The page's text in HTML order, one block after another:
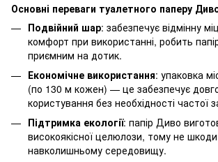
Основні переваги туалетного паперу
Подвійний шар: забезпечує відмінну
комфорт при використанні, робить
приємним на дотик.
Економічне використання: упаковка
(по 130 м кожен) — це забезпечує
користування без необхідності частої
Підтримка екології: папір Диво
високоякісної целюлози, тому не
навколишньому середовищу.